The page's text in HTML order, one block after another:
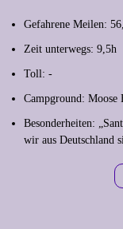
Gefahrene Meilen:
Zeit unterwegs: 9,5h
Toll: -
Campground: Moose
Besonderheiten:
wir aus Deutschland